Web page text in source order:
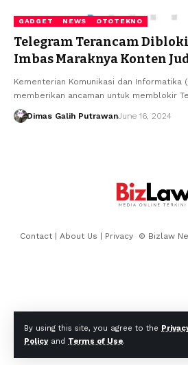
By using this site, you agree to the
Policyand Terms of Use.
GADGET NEWS OTOTEKNO
Telegram Terancam
Imbas Maraknya Konten
Kementerian Komunikasi dan Informatika
memberikan ancaman untuk memblokir
Dimas Galih PutrawanJune 16, 2024
Contact| About Us | Privacy © Bizlaw